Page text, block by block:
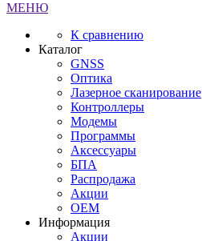
МЕНЮ
К сравнению
Каталог
GNSS
Оптика
Лазерное сканирование
Контроллеры
Модемы
Программы
Аксеcсуары
БПА
Распродажа
Акции
OEM
Информация
Акции